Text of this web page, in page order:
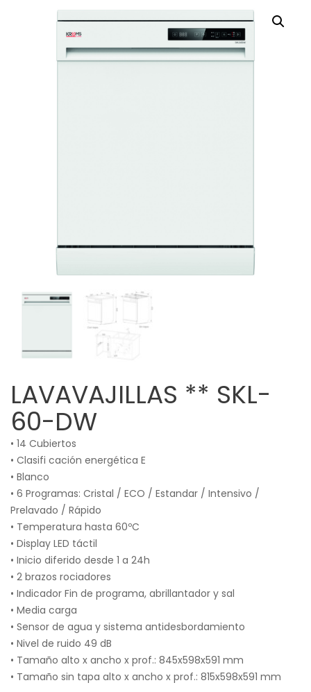
LAVAVAJILLAS ** SKL-
60-DW
• 14 Cubiertos
• Clasifi cación energética E
• Blanco
• 6 Programas: Cristal / ECO / Estandar / Intensivo /
Prelavado / Rápido
• Temperatura hasta 60ºC
• Display LED táctil
• Inicio diferido desde 1 a 24h
• 2 brazos rociadores
• Indicador Fin de programa, abrillantador y sal
• Media carga
• Sensor de agua y sistema antidesbordamiento
• Nivel de ruido 49 dB
• Tamaño alto x ancho x prof.: 845x598x591 mm
• Tamaño sin tapa alto x ancho x prof.: 815x598x591 mm